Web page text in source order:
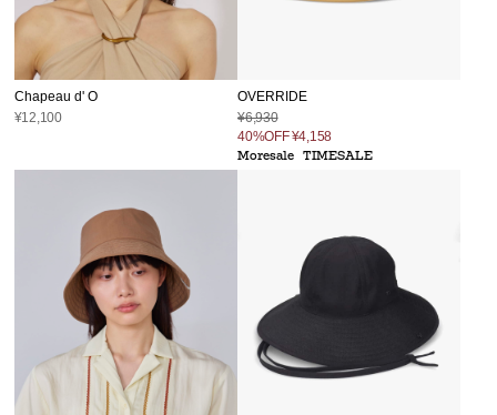
Chapeau d' O
¥12,100
OVERRIDE
¥6,930
40%OFF¥4,158
Moresale TIMESALE